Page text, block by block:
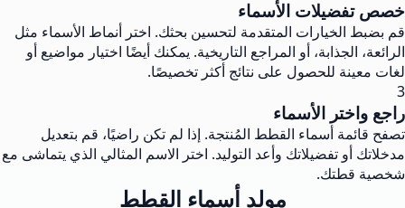
خصص تفضيلات الأسماء
قم بضبط الخيارات المتقدمة لتحسين بحثك. اختر أنماط الأسماء مثل
الرائعة، الجذابة، أو المراجع التاريخية. يمكنك أيضًا اختيار مواضيع أو
لغات معينة للحصول على نتائج أكثر تخصيصًا.
3
راجع واختر الأسماء
تصفح قائمة أسماء القطط المُنتجة. إذا لم تكن راضيًا، قم بتعديل
مدخلاتك أو تفضيلاتك وأعد التوليد. اختر الاسم المثالي الذي يتماشى مع
شخصية قطتك.
مولد أسماء القطط